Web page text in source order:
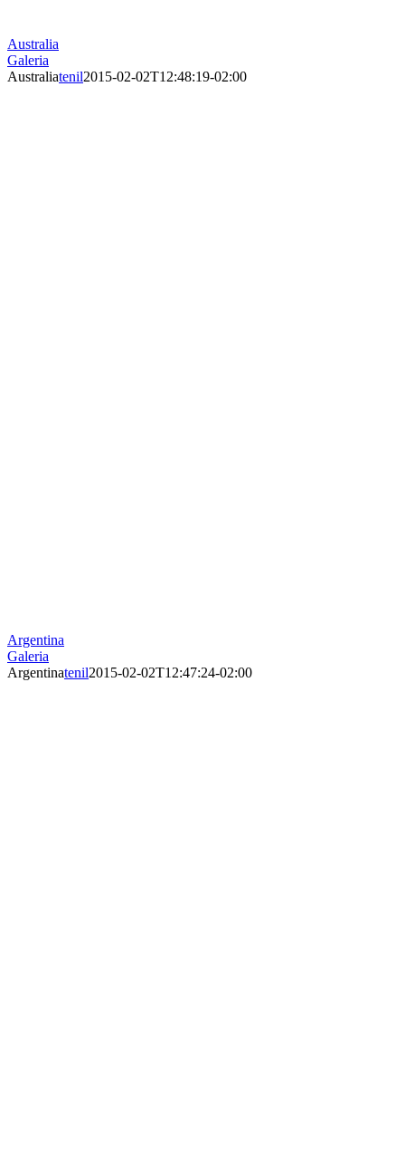
Australia
Galeria
Australiatenil2015-02-02T12:48:19-02:00
Argentina
Galeria
Argentinatenil2015-02-02T12:47:24-02:00